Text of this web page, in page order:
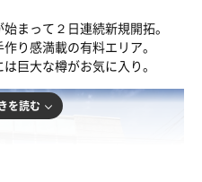
まって２日連続新規開拓。
り感満載の有料エリア。
巨大な樽がお気に入り。
を読む